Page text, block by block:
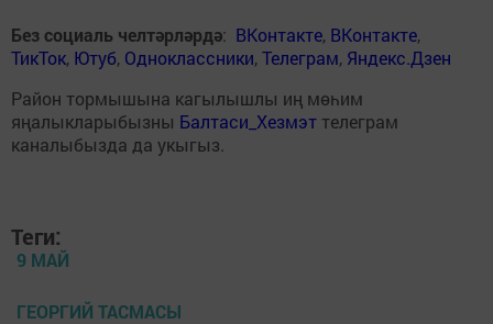
Без социаль челтәрләрдә: ВКонтакте, ВКонтакте,
ТикТок, Ютуб, Одноклассники,Телеграм, Яндекс.Дзен
Район тормышына кагылышлы иң мөһим
яңалыкларыбызны Балтаси_Хезмэт телеграм
каналыбызда да укыгыз.
Теги:
9 МАЙ
ГЕОРГИЙ ТАСМАСЫ